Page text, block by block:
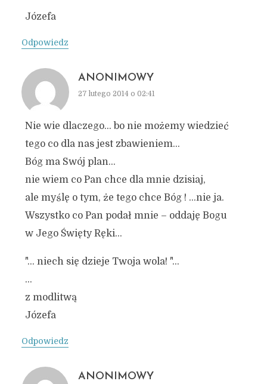
Józefa
Odpowiedz
ANONIMOWY
27 lutego 2014 o 02:41
Nie wie dlaczego… bo nie możemy wiedzieć
tego co dla nas jest zbawieniem…
Bóg ma Swój plan…
nie wiem co Pan chce dla mnie dzisiaj,
ale myślę o tym, że tego chce Bóg ! …nie ja.
Wszystko co Pan podał mnie – oddaję Bogu
w Jego Święty Ręki…
"… niech się dzieje Twoja wola! "…
…
z modlitwą
Józefa
Odpowiedz
ANONIMOWY